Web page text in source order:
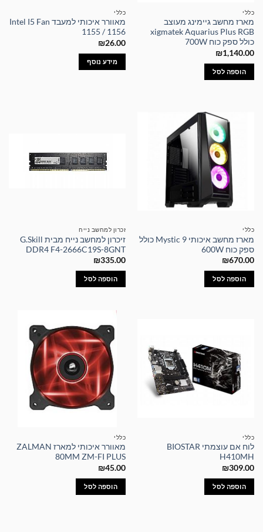
כללי
מארז מחשב גיימינג מעוצב
xigmatek Aquarius Plus RGB
כולל ספק כוח 700W
₪1,140.00
הוספה לסל
כללי
מאוורר איכותי למעבד Intel I5 Fan
1155 / 1156
₪26.00
מידע נוסף
כללי
מארז מחשב איכותי Mystic 9 כולל
ספק כוח 600W
₪670.00
הוספה לסל
זכרון למחשב נייח
זיכרון למחשב נייח מבית G.Skill
DDR4 F4-2666C19S-8GNT
₪335.00
הוספה לסל
כללי
לוח אם עוצמתי BIOSTAR
H410MH
₪309.00
הוספה לסל
כללי
מאוורר איכותי למארז ZALMAN
80MM ZM-FI PLUS
₪45.00
הוספה לסל